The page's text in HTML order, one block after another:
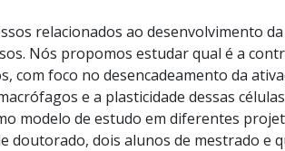
relacionados ao desenvolvimento
Nós propomos estudar qual é a
foco no desencadeamento da
e a plasticidade dessas
modelo de estudo em diferentes
dois alunos de mestrado e